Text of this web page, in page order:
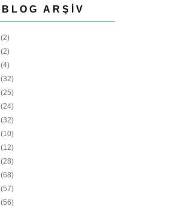
BLOG ARŞIV
(2)
(2)
(4)
(32)
(25)
(24)
(32)
(10)
(12)
(28)
(68)
(57)
(56)